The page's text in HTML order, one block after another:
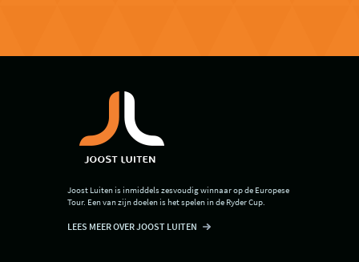
Joost Luiten is inmiddels zesvoudig winnaar op de Europese
Tour. Een van zijn doelen is het spelen in de Ryder Cup.
LEES MEER OVER JOOST LUITEN